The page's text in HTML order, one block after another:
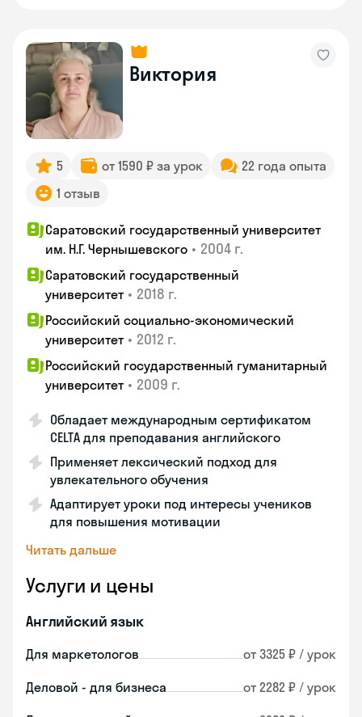
Виктория
5 от 1590 ₽ за урок
22 года опыта
1 отзыв
Саратовский государственный университет
им. Н.Г. Чернышевского • 2004 г.
Саратовский государственный
университет • 2018 г.
Российский социально-экономический
университет • 2012 г.
Российский государственный гуманитарный
университет • 2009 г.
Обладает международным сертификатом
CELTA для преподавания английского
Применяет лексический подход для
увлекательного обучения
Адаптирует уроки под интересы учеников
для повышения мотивации
Читать дальше
Услуги и цены
Английский язык
Для маркетологов от 3325 ₽ / урок
Деловой - для бизнеса от 2282 ₽ / урок